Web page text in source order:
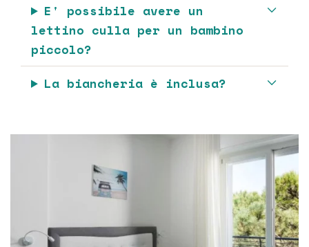
E' possibile avere un
lettino culla per un bambino
piccolo?
La biancheria è inclusa?